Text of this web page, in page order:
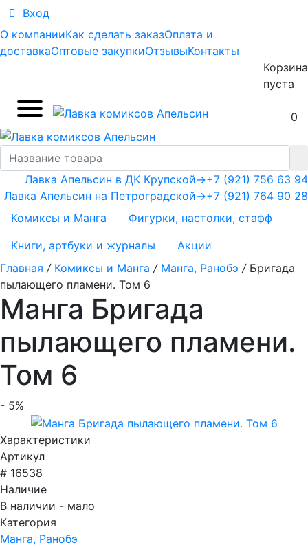
Вход
О компанииКак сделать заказОплата и
доставкаОптовые закупкиОтзывыКонтакты
Корзина
пуста
0
+7 (921) 756 63 94
+7 (921) 764 90 28
Лавка Апельсин в ДК Крупской→
Лавка Апельсин на Петроградской→
Комиксы и Манга
Фигурки, настолки, стафф
Книги, артбуки и журналы
Акции
Главная / Комиксы и Манга / Манга, Ранобэ / Бригада
пылающего пламени. Том 6
Манга Бригада
пылающего пламени.
Том 6
- 5%
Характеристики
Артикул
# 16538
Наличие
В наличии - мало
Категория
Манга, Ранобэ